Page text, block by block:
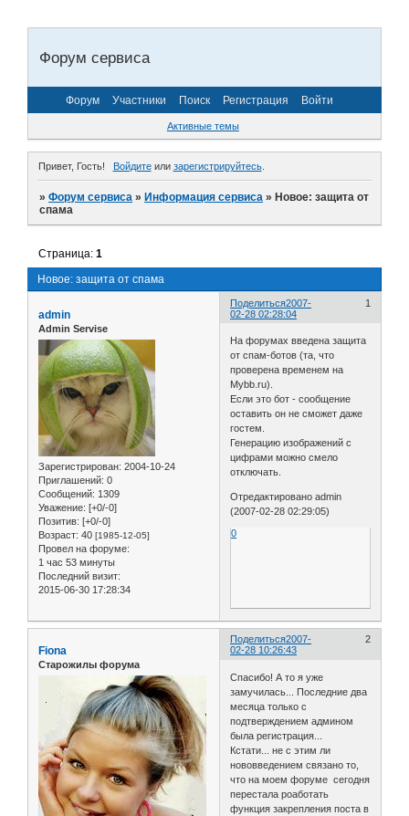
Форум сервиса
Форум Участники Поиск Регистрация Войти
Активные темы
Привет, Гость! Войдитеили зарегистрируйтесь.
»Форум сервиса »Информация сервиса »Новое: защита от
спама
Новое: защита от спама
Страница:1
Поделиться 1
2007-
02-28 02:28:04
admin
Admin Servise
Зарегистрирован: 2004-10-24
Приглашений: 0
Сообщений: 1309
Уважение: [+0/-0]
Позитив: [+0/-0]
Возраст: 40 [1985-12-05]
Провел на форуме:
1 час 53 минуты
Последний визит:
2015-06-30 17:28:34
На форумах введена защита
от спам-ботов (та, что
проверена временем на
Mybb.ru).
Если это бот - сообщение
оставить он не сможет даже
гостем.
Генерацию изображений с
цифрами можно смело
отключать.
Отредактировано admin
(2007-02-28 02:29:05)
0
Поделиться 2
2007-
02-28 10:26:43
Fiona
Старожилы форума
Спасибо! А то я уже
замучилась... Последние два
месяца только с
подтверждением админом
была регистрация...
Кстати... не с этим ли
нововведением связано то,
что на моем форуме сегодня
перестала роаботать
функция закрепления поста в